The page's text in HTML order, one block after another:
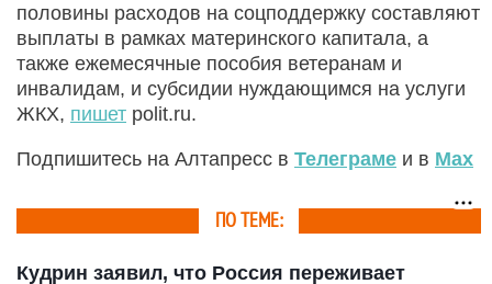
половины расходов на соцподдержку составляют
выплаты в рамках материнского капитала, а
также ежемесячные пособия ветеранам и
инвалидам, и субсидии нуждающимся на услуги
ЖКХ, пишет polit.ru.
Подпишитесь на Алтапресс в Телеграме и в Max
ПО ТЕМЕ:
Кудрин заявил, что Россия переживает